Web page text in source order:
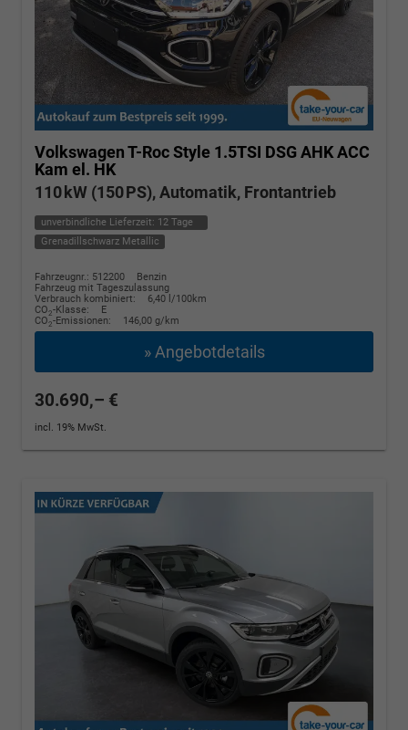
Volkswagen T-RocStyle 1.5TSI DSG AHK ACC
Kam el. HK
110 kW (150 PS), Automatik, Frontantrieb
unverbindliche Lieferzeit: 12 Tage
Grenadillschwarz Metallic
Fahrzeugnr.: 512200
Benzin
Fahrzeug mit Tageszulassung
Verbrauch kombiniert:
6,40 l/100km
CO2-Klasse:
E
CO2-Emissionen: 146,00 g/km
» Angebotdetails
30.690,– €
incl. 19% MwSt.